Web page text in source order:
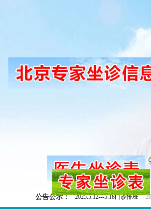
公告公示：
学习为先I一图速览《中国共
2025.5.12---5.18门诊排班